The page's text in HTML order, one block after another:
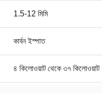
1.5-12 মিমি
কার্বন ইস্পাত
৪ কিলোওয়াট থেকে ৩৭ কিলোওয়াট